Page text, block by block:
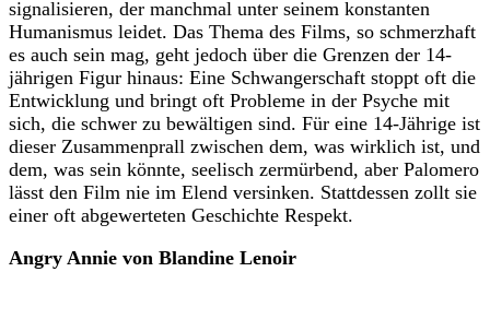
signalisieren, der manchmal unter seinem konstanten
Humanismus leidet. Das Thema des Films, so schmerzhaft
es auch sein mag, geht jedoch über die Grenzen der 14-
jährigen Figur hinaus: Eine Schwangerschaft stoppt oft die
Entwicklung und bringt oft Probleme in der Psyche mit
sich, die schwer zu bewältigen sind. Für eine 14-Jährige ist
dieser Zusammenprall zwischen dem, was wirklich ist, und
dem, was sein könnte, seelisch zermürbend, aber Palomero
lässt den Film nie im Elend versinken. Stattdessen zollt sie
einer oft abgewerteten Geschichte Respekt.
Angry Annie von Blandine Lenoir